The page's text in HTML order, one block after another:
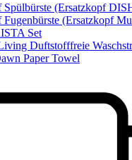
Spülbürste (Ersatzkopf
Fugenbürste (Ersatzkopf
Set
Duftstofffreie
Paper Towel